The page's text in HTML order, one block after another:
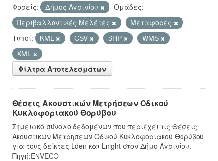
Φορείς: Δήμος Αγρινίου
Ομάδες:
Περιβαλλοντικές Μελέτες
Μεταφορές
Τύποι:
KML CSV SHP
WMS
XML
Φίλτρα Αποτελεσμάτων
Θέσεις Ακουστικών Μετρήσεων Οδικού
Κυκλοφοριακού Θορύβου
Σημειακό σύνολο δεδομένων που περιέχει τις Θέσεις
Ακουστικών Μετρήσεων Οδικού Κυκλοφοριακού Θορύβου
για τους δείκτες Lden και Lnight στον Δήμο Αγρινίου.
Πηγή:ENVECO